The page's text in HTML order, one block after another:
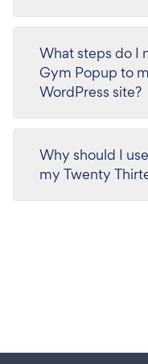
What steps do I
Gym Popup to
WordPress site?
Why should I
my Twenty